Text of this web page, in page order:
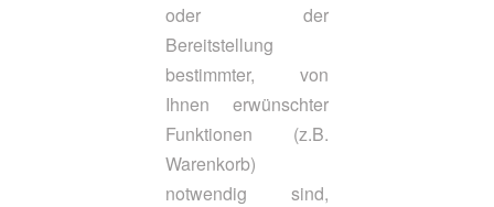
oder der
Bereitstellung
bestimmter, von
Ihnen erwünschter
Funktionen (z.B.
Warenkorb)
notwendig sind,